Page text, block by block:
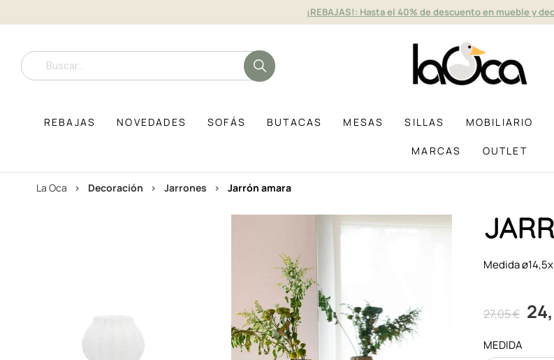
¡REBAJAS!: Hasta el 40% de descuento en mueble y
REBAJAS NOVEDADES SOFÁS BUTACAS MESAS SILLAS MOBILIARIO
MARCAS OUTLET
La Oca decoración jarrones jarrón amara
Medida
27,05 €
MEDIDA